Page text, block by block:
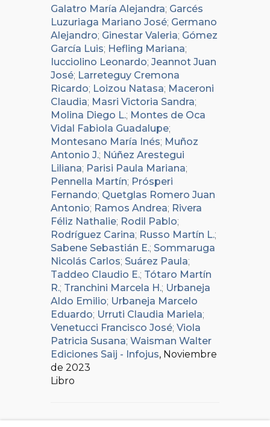
Galatro María Alejandra; Garcés
Luzuriaga Mariano José; Germano
Alejandro; Ginestar Valeria; Gómez
García Luis; Hefling Mariana;
Iucciolino Leonardo; Jeannot Juan
José; Larreteguy Cremona
Ricardo; Loizou Natasa; Maceroni
Claudia; Masri Victoria Sandra;
Molina Diego L.; Montes de Oca
Vidal Fabiola Guadalupe;
Montesano María Inés; Muñoz
Antonio J.; Núñez Arestegui
Liliana; Parisi Paula Mariana;
Pennella Martín; Prósperi
Fernando; Quetglas Romero Juan
Antonio; Ramos Andrea; Rivera
Féliz Nathalie; Rodil Pablo;
Rodríguez Carina; Russo Martín L.;
Sabene Sebastián E.; Sommaruga
Nicolás Carlos; Suárez Paula;
Taddeo Claudio E.; Tótaro Martín
R.; Tranchini Marcela H.; Urbaneja
Aldo Emilio; Urbaneja Marcelo
Eduardo; Urruti Claudia Mariela;
Venetucci Francisco José; Viola
Patricia Susana; Waisman Walter
Ediciones Saij - Infojus, Noviembre
de 2023
Libro